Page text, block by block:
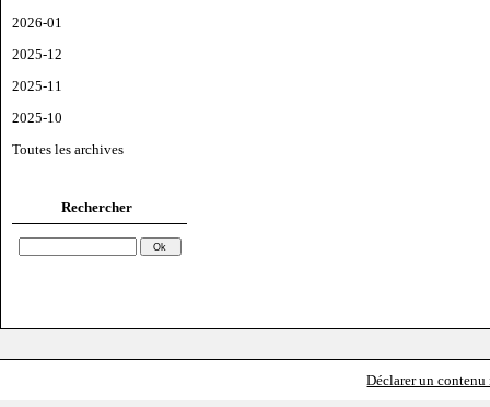
2026-01
2025-12
2025-11
2025-10
Toutes les archives
Rechercher
Déclarer un